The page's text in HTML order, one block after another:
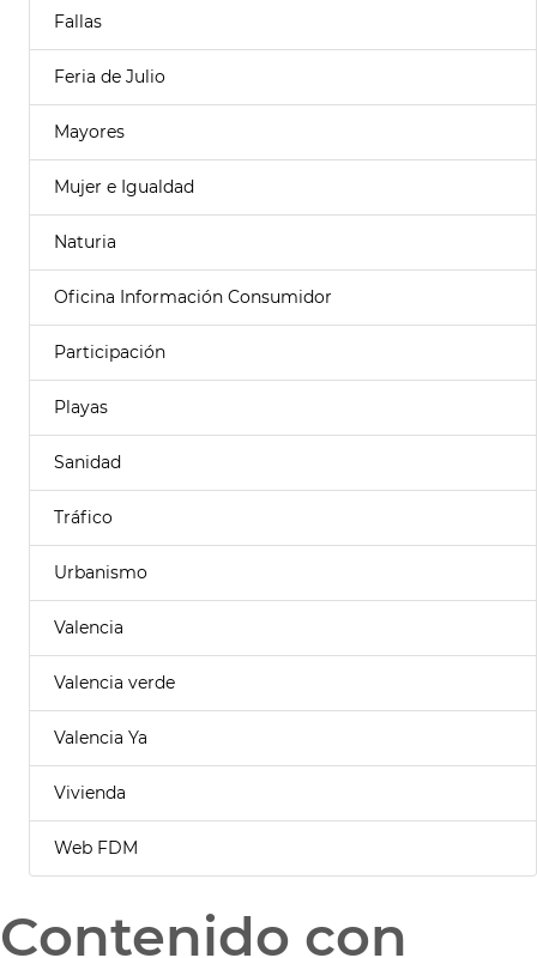
Fallas
Feria de Julio
Mayores
Mujer e Igualdad
Naturia
Oficina Información Consumidor
Participación
Playas
Sanidad
Tráfico
Urbanismo
Valencia
Valencia verde
Valencia Ya
Vivienda
Web FDM
Contenido con